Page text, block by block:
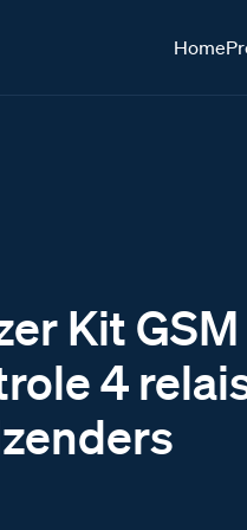
Home
Kit GSM
4